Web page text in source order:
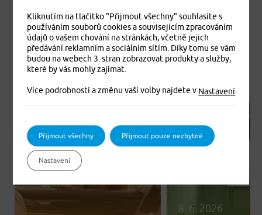
nezapomeňte – každá cesta je dobrodružství!
8. 6. 2026
Kliknutím na tlačítko "Přijmout všechny" souhlasíte s
používáním souborů cookies a souvisejícím zpracováním
údajů o vašem chování na stránkách, včetně jejich
předávání reklamním a sociálním sítím. Díky tomu se vám
budou na webech 3. stran zobrazovat produkty a služby,
které by vás mohly zajímat.
Více podrobností a změnu vaší volby najdete v Nastavení.
Přijmout všechny Přijmout pouze nezbytné
Nastavení